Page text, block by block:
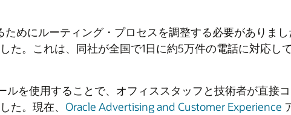
めにルーティング・プロセスを調整する必要がありま
た。これは、同社が全国で1日に約5万件の電話に対応し
ルを使用することで、オフィススタッフと技術者が直接
た。現在、 Oracle Advertising and Customer Experience